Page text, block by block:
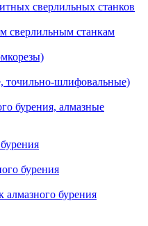
сверлильных станков
сверлильным станкам
точильно-шлифовальные)
бурения, алмазные
бурения
алмазного бурения